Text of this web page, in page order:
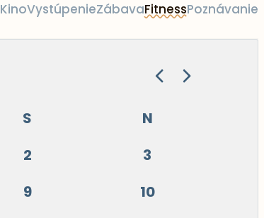
KinoVystúpenieZábavaFitnessPoznávanie
S
N
2
3
9
10